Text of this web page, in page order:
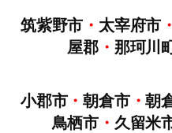
筑紫野市 ・ 太宰府市 ・
屋郡 ・ 那珂川
小郡市・朝倉市・朝
鳥栖市・ 久留米